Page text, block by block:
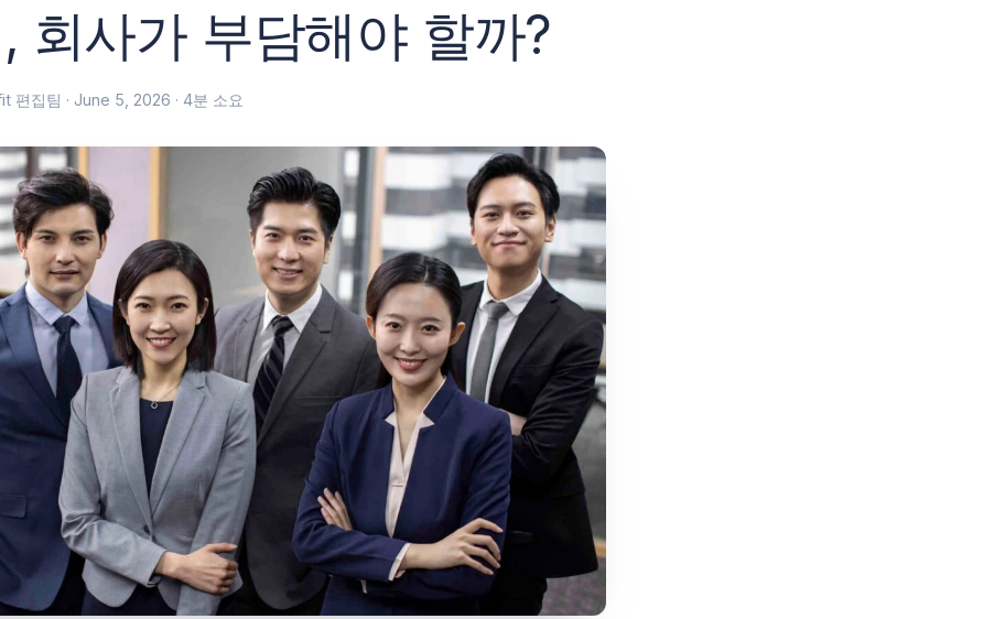
회사가 부담해야 할까?
편집팀 · June 5, 2026 · 4분 소요